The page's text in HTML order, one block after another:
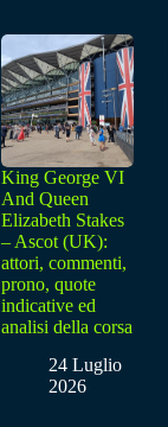
King George VI
And Queen
Elizabeth Stakes
– Ascot (UK):
attori, commenti,
prono, quote
indicative ed
analisi della corsa
24 Luglio
2026